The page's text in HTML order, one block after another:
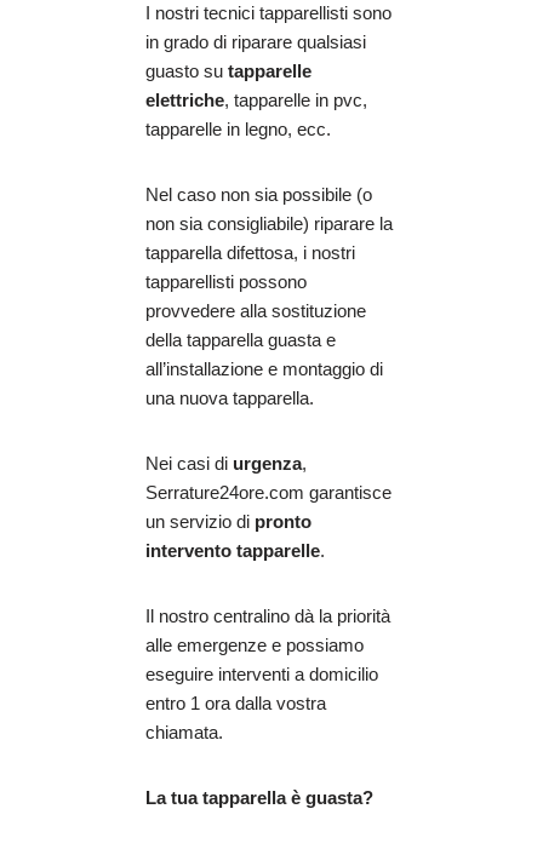
I nostri tecnici tapparellisti sono
in grado di riparare qualsiasi
guasto su tapparelle
elettriche, tapparelle in pvc,
tapparelle in legno, ecc.
Nel caso non sia possibile (o
non sia consigliabile) riparare la
tapparella difettosa, i nostri
tapparellisti possono
provvedere alla sostituzione
della tapparella guasta e
all’installazione e montaggio di
una nuova tapparella.
Nei casi di urgenza,
Serrature24ore.com garantisce
un servizio di pronto
intervento tapparelle.
Il nostro centralino dà la priorità
alle emergenze e possiamo
eseguire interventi a domicilio
entro 1 ora dalla vostra
chiamata.
La tua tapparella è guasta?